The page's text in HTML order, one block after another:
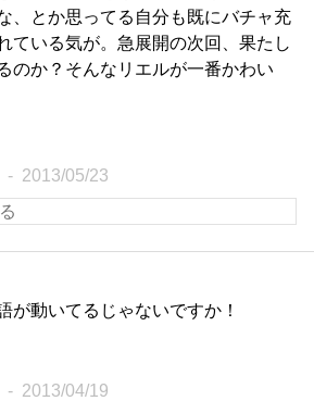
、とか思ってる自分も既にバチャ充
ている気が。急展開の次回、果たし
のか？そんなリエルが一番かわい
2013/05/23
が動いてるじゃないですか！
2013/04/19